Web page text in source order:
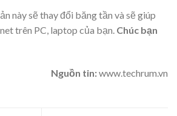
này sẽ thay đổi băng tần và sẽ giúp
trên PC, laptop của bạn. Chúc bạn
Nguồn tin:www.techrum.vn